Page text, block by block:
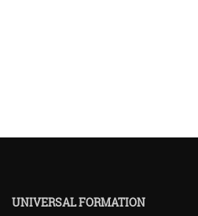
UNIVERSAL FORMATION